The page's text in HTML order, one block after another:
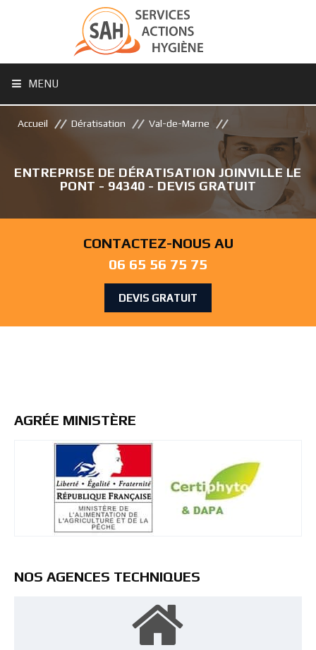
MENU
Accueil Dératisation Val-de-Marne
ENTREPRISE DE DÉRATISATION JOINVILLE LE
PONT - 94340 - DEVIS GRATUIT
CONTACTEZ-NOUS AU
06 65 56 75 75
DEVIS GRATUIT
AGRÉE MINISTÈRE
NOS AGENCES TECHNIQUES